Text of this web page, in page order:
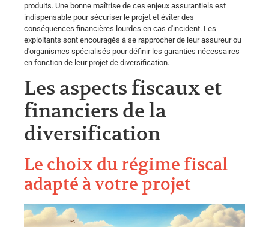
produits. Une bonne maîtrise de ces enjeux assurantiels est
indispensable pour sécuriser le projet et éviter des
conséquences financières lourdes en cas d'incident. Les
exploitants sont encouragés à se rapprocher de leur assureur ou
d'organismes spécialisés pour définir les garanties nécessaires
en fonction de leur projet de diversification.
Les aspects fiscaux et
financiers de la
diversification
Le choix du régime fiscal
adapté à votre projet